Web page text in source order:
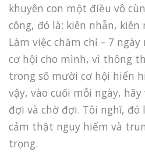
khuyên con một điều vô
công, đó là: kiên nhẫn, kiên
Làm việc chăm chỉ – 7
cơ hội cho mình, vì thông
trong số mười cơ hội hiển
vậy, vào cuối mỗi ngày,
đợi và chờ đợi. Tôi nghĩ, đó
cảm thật nguy hiểm và
trọng.